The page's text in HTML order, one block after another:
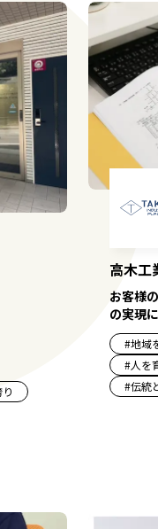
高木工
お客様
の実現
#地域
#人を
#伝統